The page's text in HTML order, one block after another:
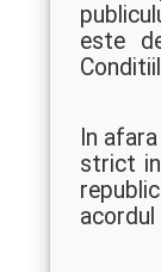
este
In
strict